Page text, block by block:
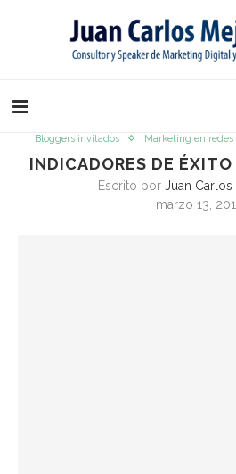
Bloggers invitados Marketing en redes
INDICADORES DE
Escrito por Juan
marzo 13,